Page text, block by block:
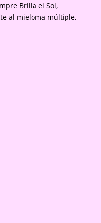
Brilla el Sol,
al mieloma múltiple,